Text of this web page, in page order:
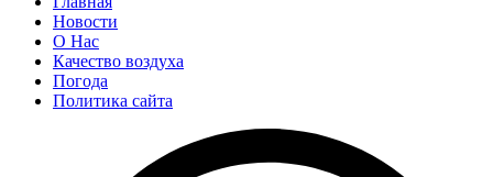
Новости
О Нас
Качество воздуха
Погода
Политика сайта